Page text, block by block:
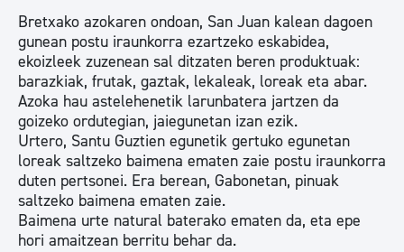
Bretxako azokaren ondoan, San Juan kalean dagoen
gunean postu iraunkorra ezartzeko eskabidea,
ekoizleek zuzenean sal ditzaten beren produktuak:
barazkiak, frutak, gaztak, lekaleak, loreak eta abar.
Azoka hau astelehenetik larunbatera jartzen da
goizeko ordutegian, jaiegunetan izan ezik.
Urtero, Santu Guztien egunetik gertuko egunetan
loreak saltzeko baimena ematen zaie postu iraunkorra
duten pertsonei. Era berean, Gabonetan, pinuak
saltzeko baimena ematen zaie.
Baimena urte natural baterako ematen da, eta epe
hori amaitzean berritu behar da.